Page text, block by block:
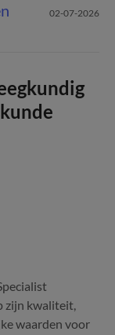
02-07-2026
zijn kwaliteit,
waarden voor